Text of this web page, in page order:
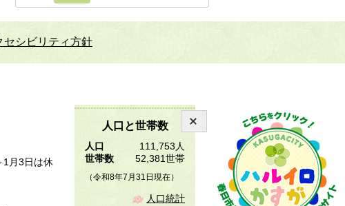
セシビリティ方針
人口と世帯数
人口
111,753人
世帯数
52,381世帯
（令和8年7月31日現在）
人口統計
1月3日は休